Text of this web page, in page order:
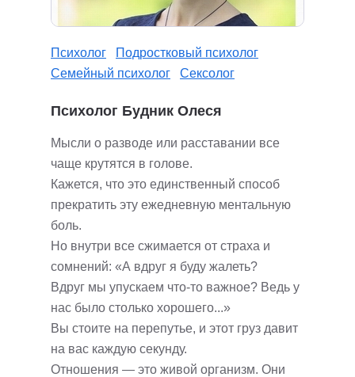
Психолог
Подростковый психолог
Семейный психолог
Сексолог
Психолог Будник Олеся
Мысли о разводе или расставании все
чаще крутятся в голове.
Кажется, что это единственный способ
прекратить эту ежедневную ментальную
боль.
Но внутри все сжимается от страха и
сомнений: «А вдруг я буду жалеть?
Вдруг мы упускаем что-то важное? Ведь у
нас было столько хорошего...»
Вы стоите на перепутье, и этот груз давит
на вас каждую секунду.
Отношения — это живой организм. Они